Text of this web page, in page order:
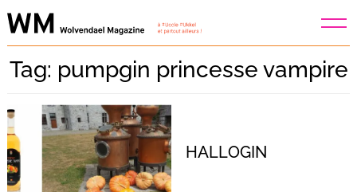
Skip
to
Tag: pumpgin princesse vampire
HALLOGIN